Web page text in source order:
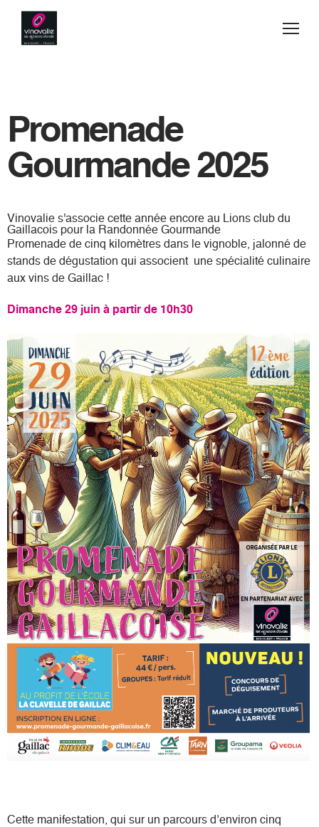
Members' area
Team spirit
Contact
Promenade
Gourmande 2025
Vinovalie s'associe cette année encore au Lions club du
Gaillacois pour la Randonnée Gourmande
Promenade de cinq kilomètres dans le vignoble, jalonné de
stands de dégustation qui associent une spécialité culinaire
aux vins de Gaillac !
Dimanche 29 juin à partir de 10h30
Cette manifestation, qui sur un parcours d’environ cinq